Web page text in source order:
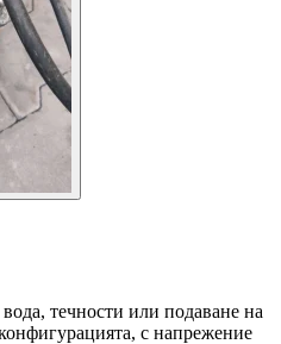
течности или подаване на
с напрежение